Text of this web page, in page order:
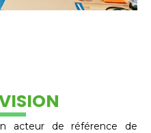
acteur de référence de